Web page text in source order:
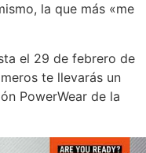
la que más «me
el 29 de febrero de
te llevarás un
PowerWear de la